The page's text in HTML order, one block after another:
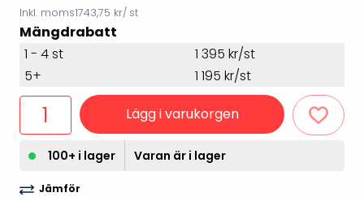
Inkl. moms1743,75 kr/ st
Mängdrabatt
1 - 4 st
1 395 kr/st
5+
1 195 kr/st
Lägg i varukorgen
100+ i lager Varan är i lager
Jämför